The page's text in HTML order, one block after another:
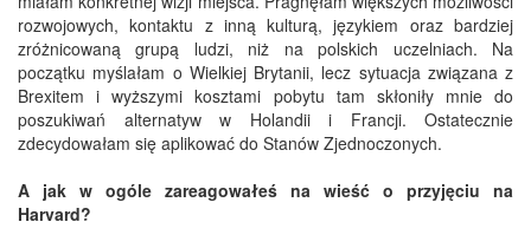
rozwojowych, kontaktu z inną kulturą, językiem oraz bardziej
zróżnicowaną grupą ludzi, niż na polskich uczelniach. Na
początku myślałam o Wielkiej Brytanii, lecz sytuacja związana z
Brexitem i wyższymi kosztami pobytu tam skłoniły mnie do
poszukiwań alternatyw w Holandii i Francji. Ostatecznie
zdecydowałam się aplikować do Stanów Zjednoczonych.
A jak w ogóle zareagowałeś na wieść o przyjęciu na
Harvard?